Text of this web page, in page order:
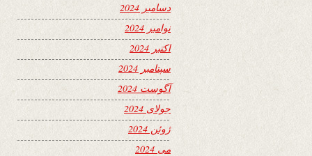
دسامبر 2024
نوامبر 2024
اکتبر 2024
سپتامبر 2024
آگوست 2024
جولای 2024
ژوئن 2024
می 2024